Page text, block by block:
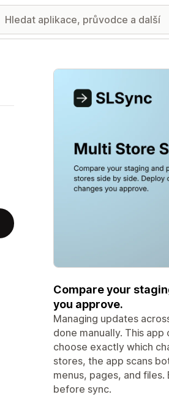
Galerie propagovaných
Compare your
you approve.
Managing updates
done manually. This
choose exactly which
stores, the app scans
menus, pages, and
before sync.